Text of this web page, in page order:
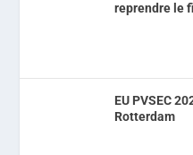
reprendre le
EU PVSEC
Rotterdam